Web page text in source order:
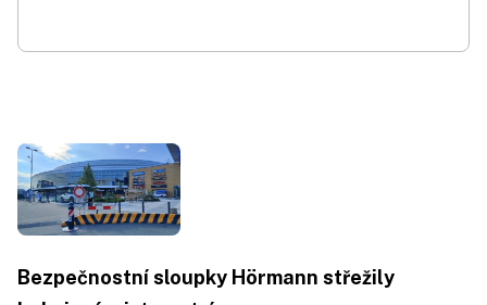
Bezpečnostní sloupky Hörmann střežily